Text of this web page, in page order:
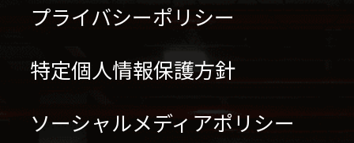
プライバシーポリシー
特定個人情報保護方針
ソーシャルメディアポリシー